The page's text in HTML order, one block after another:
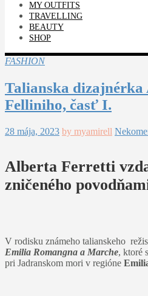
MY OUTFITS
TRAVELLING
BEAUTY
SHOP
FASHION
Talianska dizajnérka
Felliniho, časť I.
28 mája, 2023 by myamirell
Alberta Ferretti
zničeného
V rodisku známeho talianskeho
Emilia Romangna a Marche, ktoré
pri Jadranskom mori v regióne